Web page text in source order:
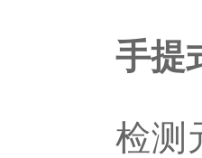
手提
检测